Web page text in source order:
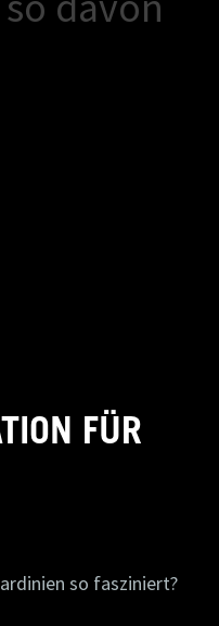
FÜR
so fasziniert?